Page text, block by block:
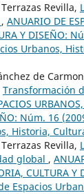
Revilla,
, ANUARIO DE
Y DISEÑO:
Urbanos,
de
Transformación
Núm. 16
Historia,
Revilla,
global ,
CULTURA
Espacios